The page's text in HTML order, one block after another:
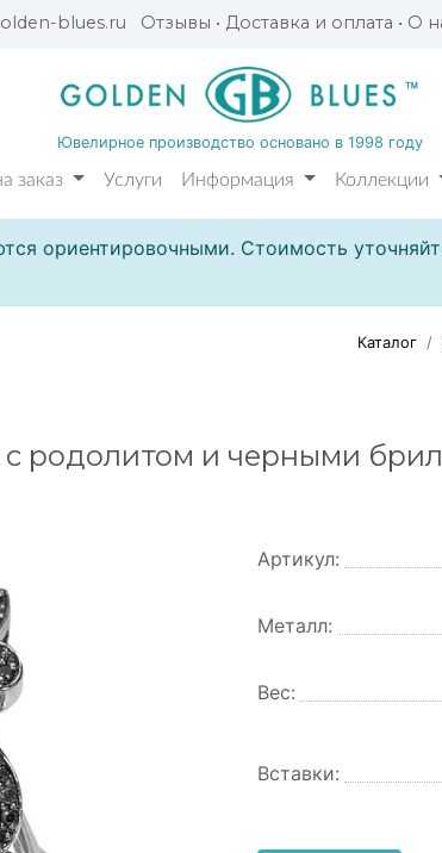
blues.ru Отзывы • Доставка и оплата • О
Ювелирное производство основано в 1998 году
заказ Услуги Информация Коллекции
ориентировочными. Стоимость
Каталог
с родолитом и черными
Артикул:
Металл:
Вес:
Вставки: